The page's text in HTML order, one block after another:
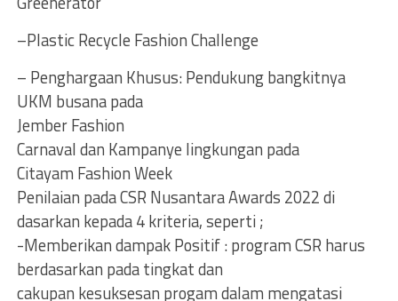
–Plastic Recycle Fashion Challenge
– Penghargaan Khusus: Pendukung bangkitnya
UKM busana pada
Jember Fashion
Carnaval dan Kampanye lingkungan pada
Citayam Fashion Week
Penilaian pada CSR Nusantara Awards 2022 di
dasarkan kepada 4 kriteria, seperti ;
-Memberikan dampak Positif : program CSR harus
berdasarkan pada tingkat dan
cakupan kesuksesan progam dalam mengatasi